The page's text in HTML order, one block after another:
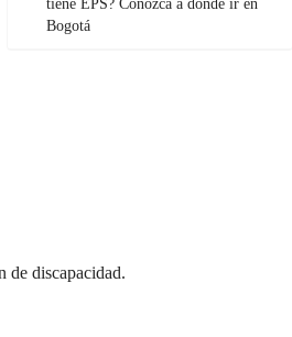
tiene EPS? Conozca a dónde ir en
Bogotá
de discapacidad.